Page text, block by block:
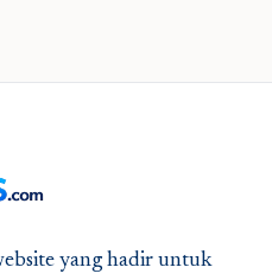
yang hadir untuk